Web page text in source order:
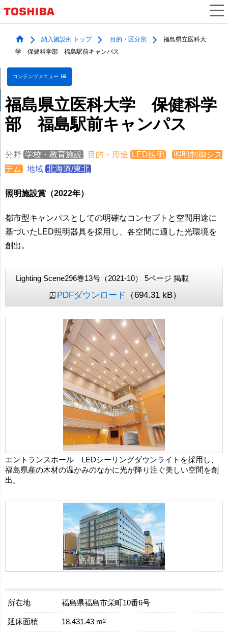
納入施設例 トップ 目的・区分別
福島県立医科大
学 保健科学部 福島駅前キャンパス
コンテンツメニュー
福島県立医科大学 保健科学
部 福島駅前キャンパス
分野 学校・教育施設 目的・用途 LED照明
照明制御シス
テム
地域 北海道/東北
照明施設賞（2022年）
都市型キャンパスとしての明確なコンセプトと空間用途に
基づいたLED照明器具を採用し、各空間に適した光環境を
創出。
Lighting Scene296巻13号（2021-10） 5ページ 掲載
PDFダウンロード （694.31 kB）
エントランスホール LEDシーリングダウンライトを採用し、
福島県産の木材の温かみのなかに光が降り注ぐ美しい空間を創
出。
所在地 福島県福島市栄町10番6号
延床面積 18,431.43 m2